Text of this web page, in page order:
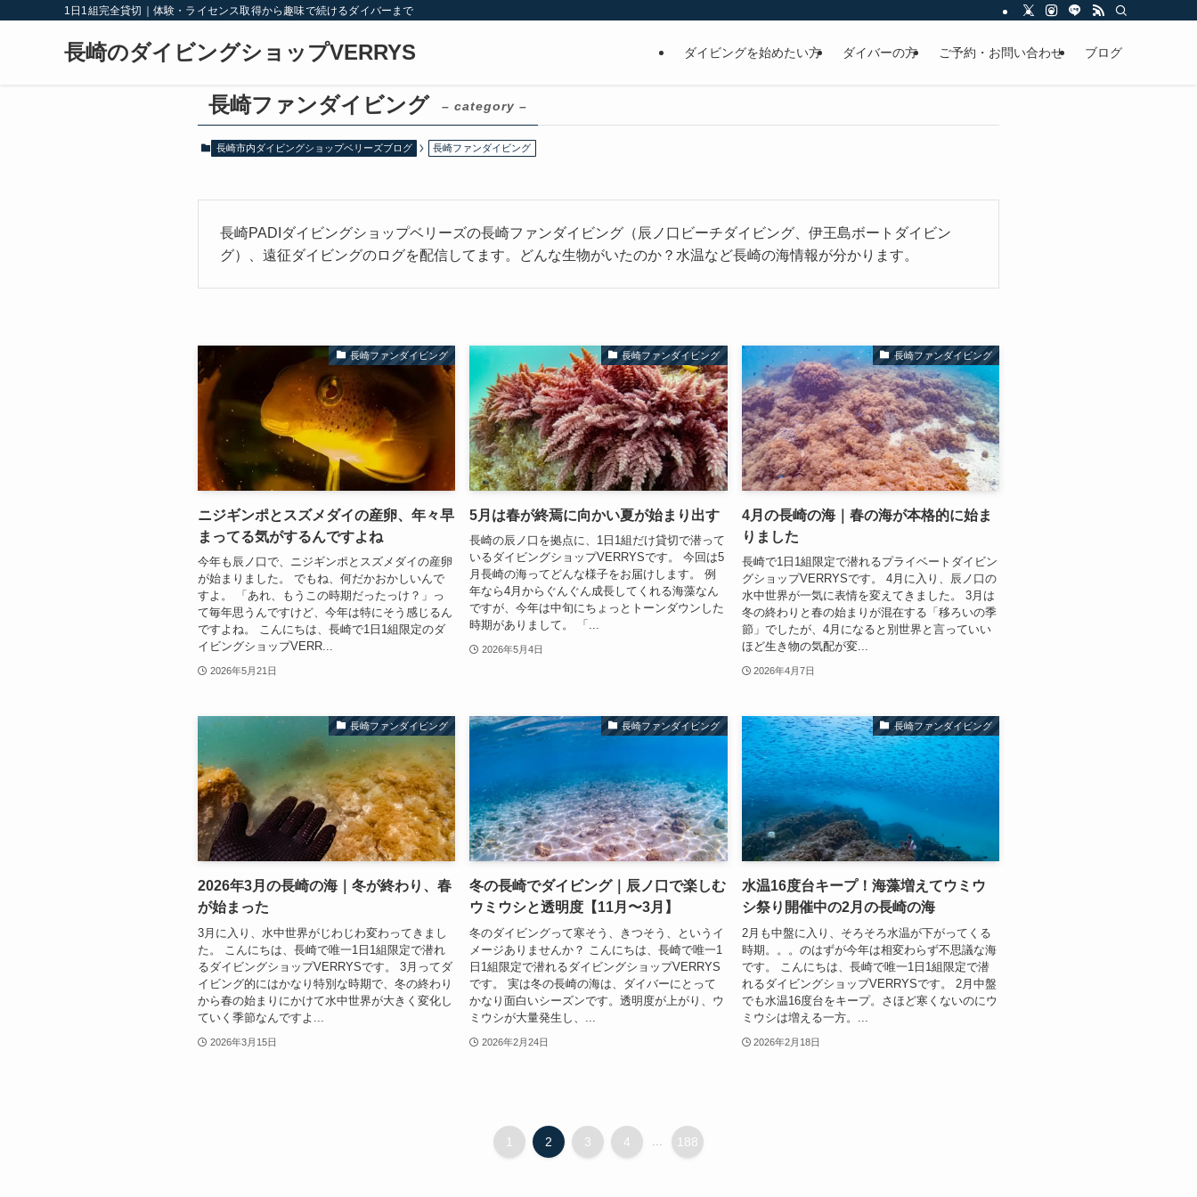
1日1組完全貸切｜体験・ライセンス取得から趣味で続けるダイバーまで
長崎のダイビングショップVERRYS ダイビングを始めたい方 ダイバーの方 ご予約・お問い合わせ ブログ
長崎ファンダイビング – category –
長崎市内ダイビングショップベリーズブログ 長崎ファンダイビング
長崎PADIダイビングショップベリーズの長崎ファンダイビング（辰ノ口ビーチダイビング、伊王島ボートダイビン
グ）、遠征ダイビングのログを配信してます。どんな生物がいたのか？水温など長崎の海情報が分かります。
長崎ファンダイビング
ニジギンポとスズメダイの産卵、年々早
まってる気がするんですよね
今年も辰ノ口で、ニジギンポとスズメダイの産卵
が始まりました。 でもね、何だかおかしいんで
すよ。 「あれ、もうこの時期だったっけ？」っ
て毎年思うんですけど、今年は特にそう感じるん
ですよね。 こんにちは、長崎で1日1組限定のダ
イビングショップVERR...
2026年5月21日
長崎ファンダイビング
5月は春が終焉に向かい夏が始まり出す
長崎の辰ノ口を拠点に、1日1組だけ貸切で潜って
いるダイビングショップVERRYSです。 今回は5
月長崎の海ってどんな様子をお届けします。 例
年なら4月からぐんぐん成長してくれる海藻なん
ですが、今年は中旬にちょっとトーンダウンした
時期がありまして。 「...
2026年5月4日
長崎ファンダイビング
4月の長崎の海｜春の海が本格的に始ま
りました
長崎で1日1組限定で潜れるプライベートダイビン
グショップVERRYSです。 4月に入り、辰ノ口の
水中世界が一気に表情を変えてきました。 3月は
冬の終わりと春の始まりが混在する「移ろいの季
節」でしたが、4月になると別世界と言っていい
ほど生き物の気配が変...
2026年4月7日
長崎ファンダイビング
2026年3月の長崎の海｜冬が終わり、春
が始まった
3月に入り、水中世界がじわじわ変わってきまし
た。 こんにちは、長崎で唯一1日1組限定で潜れ
るダイビングショップVERRYSです。 3月ってダ
イビング的にはかなり特別な時期で、冬の終わり
から春の始まりにかけて水中世界が大きく変化し
ていく季節なんですよ...
2026年3月15日
長崎ファンダイビング
冬の長崎でダイビング｜辰ノ口で楽しむ
ウミウシと透明度【11月〜3月】
冬のダイビングって寒そう、きつそう、というイ
メージありませんか？ こんにちは、長崎で唯一1
日1組限定で潜れるダイビングショップVERRYS
です。 実は冬の長崎の海は、ダイバーにとって
かなり面白いシーズンです。透明度が上がり、ウ
ミウシが大量発生し、...
2026年2月24日
長崎ファンダイビング
水温16度台キープ！海藻増えてウミウ
シ祭り開催中の2月の長崎の海
2月も中盤に入り、そろそろ水温が下がってくる
時期。。。のはずが今年は相変わらず不思議な海
です。 こんにちは、長崎で唯一1日1組限定で潜
れるダイビングショップVERRYSです。 2月中盤
でも水温16度台をキープ。さほど寒くないのにウ
ミウシは増える一方。...
2026年2月18日
1 2 3 4 188